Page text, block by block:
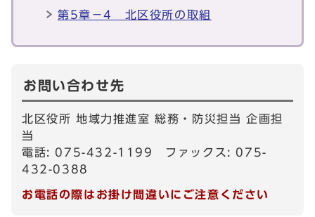
第5章－4 北区役所の取組
お問い合わせ先
北区役所 地域力推進室 総務・防災担当 企画担
当
電話: 075-432-1199 ファックス: 075-
432-0388
お電話の際はお掛け間違いにご注意ください